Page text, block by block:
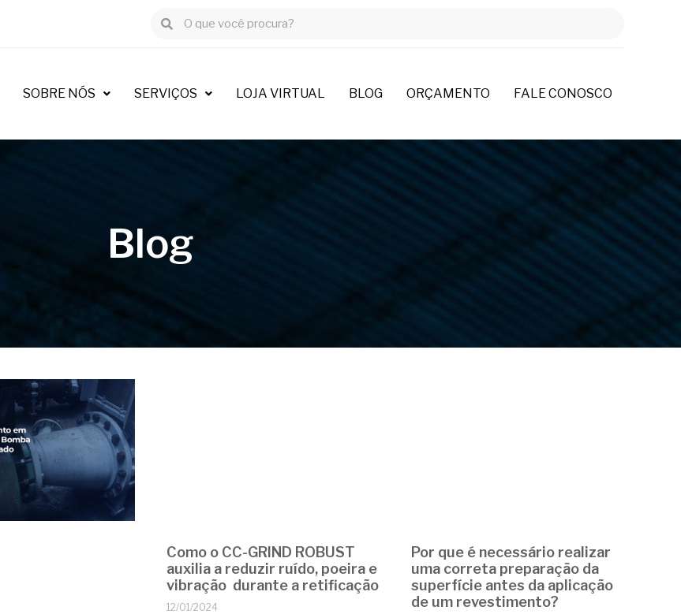
SOBRE NÓS SERVIÇOS LOJA VIRTUAL BLOG ORÇAMENTO FALE CONOSCO
Blog
Como o CC-GRIND ROBUST
auxilia a reduzir ruído, poeira e
vibração durante a retificação
12/01/2024
Por que é necessário realizar
uma correta preparação da
superfície antes da aplicação
de um revestimento?